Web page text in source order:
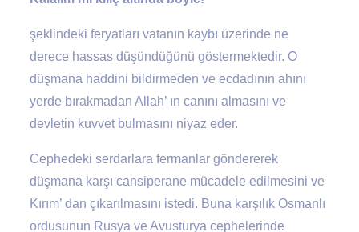
şeklindeki feryatları vatanın kaybı üzerinde ne
derece hassas düşündüğünü göstermektedir. O
düşmana haddini bildirmeden ve ecdadının ahını
yerde bırakmadan Allah’ ın canını almasını ve
devletin kuvvet bulmasını niyaz eder.
Cephedeki serdarlara fermanlar göndererek
düşmana karşı cansiperane mücadele edilmesini ve
Kırım’ dan çıkarılmasını istedi. Buna karşılık Osmanlı
ordusunun Rusya ve Avusturya cephelerinde